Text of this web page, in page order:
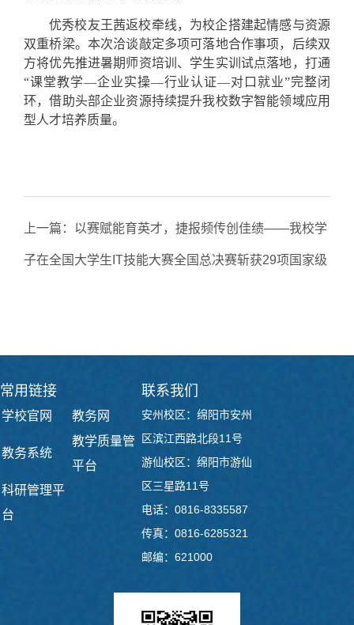
优秀校友王茜返校牵线，为校企搭建起情感与资源
双重桥梁。本次洽谈敲定多项可落地合作事项，后续双
方将优先推进暑期师资培训、学生实训试点落地，打通
“课堂教学—企业实操—行业认证—对口就业”完整闭
环，借助头部企业资源持续提升我校数字智能领域应用
型人才培养质量。
上一篇： 以赛赋能育英才，捷报频传创佳绩——我校学
子在全国大学生IT技能大赛全国总决赛斩获29项国家级
2026届毕业典礼暨学位授予仪式
常用链接
学校官网 教务网
教务系统
教学质量管
平台
科研管理平
台
联系我们
安州校区：绵阳市安州
区滨江西路北段11号
游仙校区：绵阳市游仙
区三星路11号
电话：0816-8335587
传真：0816-6285321
邮编：621000